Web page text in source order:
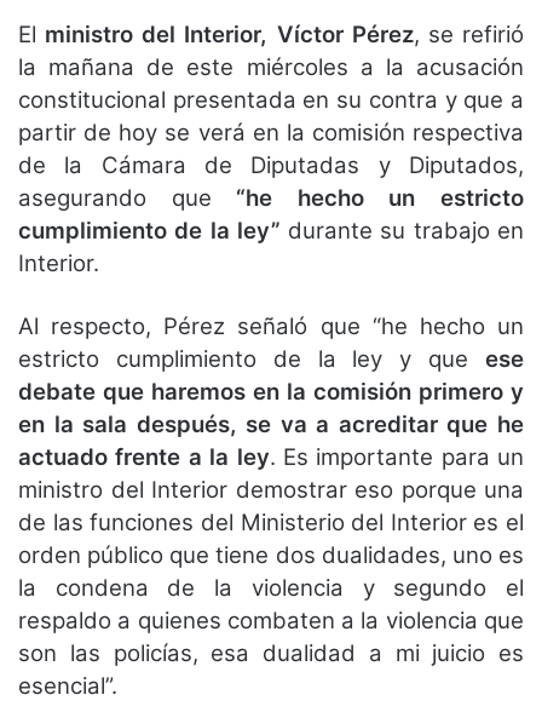
El ministro del Interior, Víctor Pérez, se refirió
la mañana de este miércoles a la acusación
constitucional presentada en su contra y que a
partir de hoy se verá en la comisión respectiva
de la Cámara de Diputadas y Diputados,
asegurando que “he hecho un estricto
cumplimiento de la ley” durante su trabajo en
Interior.
Al respecto, Pérez señaló que “he hecho un
estricto cumplimiento de la ley y que ese
debate que haremos en la comisión primero y
en la sala después, se va a acreditar que he
actuado frente a la ley. Es importante para un
ministro del Interior demostrar eso porque una
de las funciones del Ministerio del Interior es el
orden público que tiene dos dualidades, uno es
la condena de la violencia y segundo el
respaldo a quienes combaten a la violencia que
son las policías, esa dualidad a mi juicio es
esencial”.